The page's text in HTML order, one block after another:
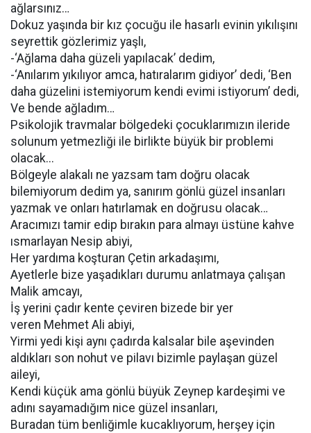
ağlarsınız…
Dokuz yaşında bir kız çocuğu ile hasarlı evinin yıkılışını
seyrettik gözlerimiz yaşlı,
-‘Ağlama daha güzeli yapılacak’ dedim,
-‘Anılarım yıkılıyor amca, hatıralarım gidiyor’ dedi, ‘Ben
daha güzelini istemiyorum kendi evimi istiyorum’ dedi,
Ve bende ağladım…
Psikolojik travmalar bölgedeki çocuklarımızın ileride
solunum yetmezliği ile birlikte büyük bir problemi
olacak...
Bölgeyle alakalı ne yazsam tam doğru olacak
bilemiyorum dedim ya, sanırım gönlü güzel insanları
yazmak ve onları hatırlamak en doğrusu olacak…
Aracımızı tamir edip bırakın para almayı üstüne kahve
ısmarlayan Nesip abiyi,
Her yardıma koşturan Çetin arkadaşımı,
Ayetlerle bize yaşadıkları durumu anlatmaya çalışan
Malik amcayı,
İş yerini çadır kente çeviren bizede bir yer
veren Mehmet Ali abiyi,
Yirmi yedi kişi aynı çadırda kalsalar bile aşevinden
aldıkları son nohut ve pilavı bizimle paylaşan güzel
aileyi,
Kendi küçük ama gönlü büyük Zeynep kardeşimi ve
adını sayamadığım nice güzel insanları,
Buradan tüm benliğimle kucaklıyorum, herşey için